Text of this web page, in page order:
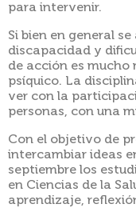
para intervenir.
Si bien en general
discapacidad y
de acción es
psíquico. La
ver con la
personas, con una
Con el objetivo de
intercambiar ideas
septiembre los
en Ciencias de la
aprendizaje,